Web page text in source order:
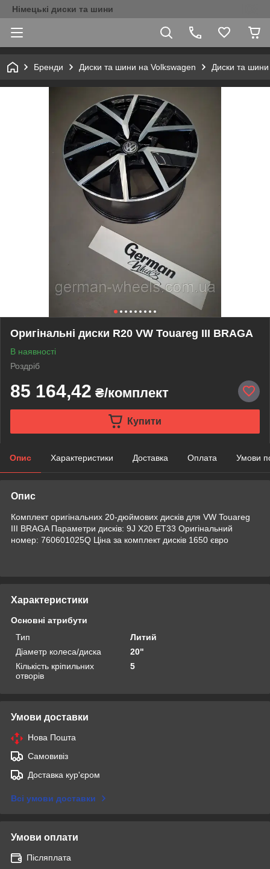
Німецькі диски та шини
Бренди Диски та шини на Volkswagen Диски та
Оригінальні диски R20 VW Touareg III BRAGA
В наявності
Роздріб
85 164,42 ₴/комплект
Купити
Опис Характеристики Доставка Оплата Умови
Опис
Комплект оригінальних 20-дюймових дисків для VW Touareg
III BRAGA Параметри дисків: 9J X20 ET33 Оригінальний
номер: 760601025Q Ціна за комплект дисків 1650 євро
Характеристики
Основні атрибути
Тип
Литий
Діаметр колеса/диска
20"
Кількість кріпильних
отворів
5
Умови доставки
Нова Пошта
Самовивіз
Доставка кур'єром
Всі умови доставки
Умови оплати
Післяплата